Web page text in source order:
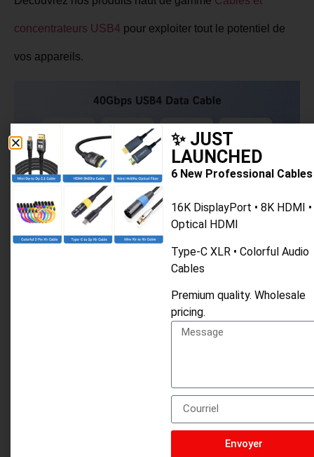
concentrateurs USB4 pour exploiter tout le potentiel de
vos appareils.
✨ JUST
LAUNCHED
6 New Professional Cables
16K DisplayPort • 8K HDMI •
Optical HDMI
Type-C XLR • Colorful Audio
Cables
Premium quality. Wholesale
pricing.
Envoyer